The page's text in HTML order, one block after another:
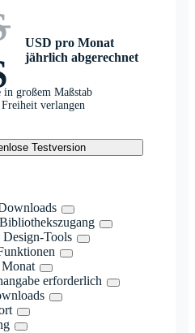
USD pro Monat
jährlich abgerechnet
großem Maßstab
verlangen
Testversion
Design-Tools
erforderlich